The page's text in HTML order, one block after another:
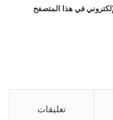
في هذا المتصفح
تعليقات